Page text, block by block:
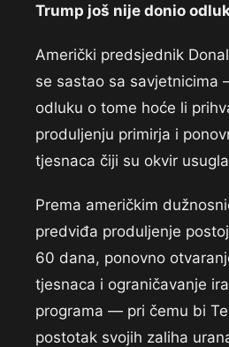
Trump još nije donio
Američki predsjednik
se sastao sa savjetnicima
odluku o tome hoće li
produljenju primirja i
tjesnaca čiji su okvir
Prema američkim
predviđa produljenje
60 dana, ponovno
tjesnaca i ograničavanje
programa — pri čemu bi
postotak svojih zaliha